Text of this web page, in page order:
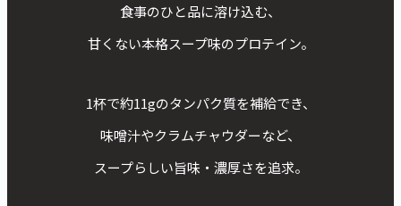
食事のひと品に溶け込む、
甘くない本格スープ味のプロテイン。
1杯で約11gのタンパク質を補給でき、
味噌汁やクラムチャウダーなど、
スープらしい旨味・濃厚さを追求。